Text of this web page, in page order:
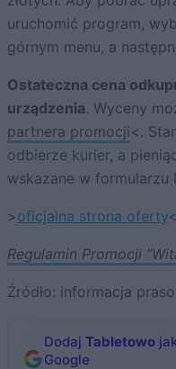
uruchomić program,
górnym menu, a
Ostateczna cena
urządzenia. Wyceny
partnera promocji<.
odbierze kurier, a
wskazane w formularzu
>oficjalna strona oferty<
Regulamin Promocji
Źródło: informacja
Dodaj Tabletowo
Google